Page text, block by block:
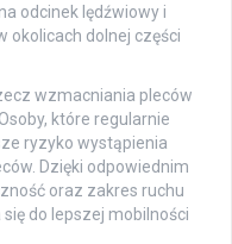
odcinek lędźwiowy i
okolicach dolnej części
wzmacniania pleców
które regularnie
ryzyko wystąpienia
Dzięki odpowiednim
oraz zakres ruchu
do lepszej mobilności